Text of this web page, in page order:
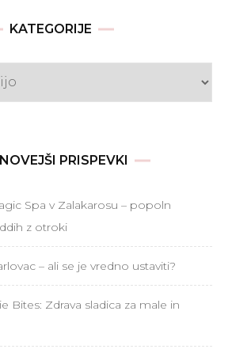
KATEGORIJE
PRISPEVKI
Spa v Zalakarosu – popoln
z otroki
– ali se je vredno ustaviti?
Bites: Zdrava sladica za male in